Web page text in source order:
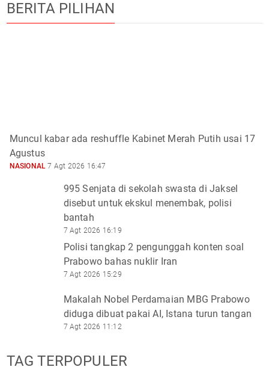
BERITA PILIHAN
Muncul kabar ada reshuffle Kabinet Merah Putih usai 17
Agustus
NASIONAL 7 Agt 2026 16:47
995 Senjata di sekolah swasta di Jaksel
disebut untuk ekskul menembak, polisi
bantah
7 Agt 2026 16:19
Polisi tangkap 2 pengunggah konten soal
Prabowo bahas nuklir Iran
7 Agt 2026 15:29
Makalah Nobel Perdamaian MBG Prabowo
diduga dibuat pakai AI, Istana turun tangan
7 Agt 2026 11:12
TAG TERPOPULER